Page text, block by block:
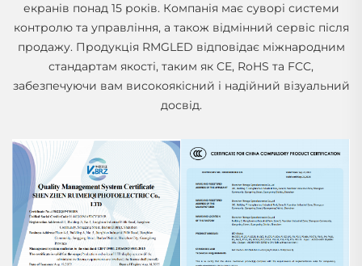
екранів понад 15 років. Компанія має суворі системи
контролю та управління, а також відмінний сервіс після
продажу. Продукція RMGLED відповідає міжнародним
стандартам якості, таким як CE, RoHS та FCC,
забезпечуючи вам високоякісний і надійний візуальний
досвід.